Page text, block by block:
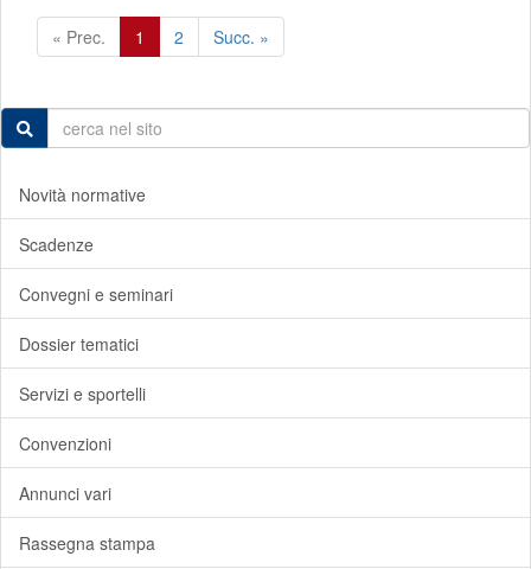
« Prec. 1 2 Succ. »
Novità normative
Scadenze
Convegni e seminari
Dossier tematici
Servizi e sportelli
Convenzioni
Annunci vari
Rassegna stampa